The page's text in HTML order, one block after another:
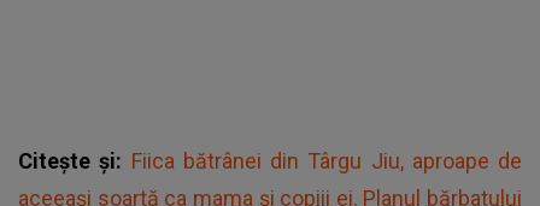
Citește și: Fiica bătrânei din Târgu Jiu, aproape de
aceeași soartă ca mama și copiii ei. Planul bărbatului